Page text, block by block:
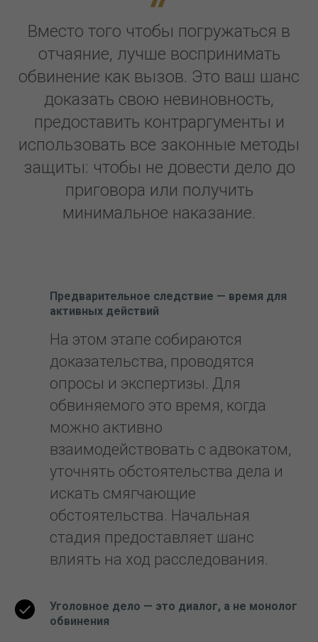
Вместо того чтобы погружаться в
отчаяние, лучше воспринимать
обвинение как вызов. Это ваш шанс
доказать свою невиновность,
предоставить контраргументы и
использовать все законные методы
защиты: чтобы не довести дело до
приговора или получить
минимальное наказание.
Предварительное следствие — время для
активных действий
На этом этапе собираются
доказательства, проводятся
опросы и экспертизы. Для
обвиняемого это время, когда
можно активно
взаимодействовать с адвокатом,
уточнять обстоятельства дела и
искать смягчающие
обстоятельства. Начальная
стадия предоставляет шанс
влиять на ход расследования.
Уголовное дело — это диалог, а не монолог
обвинения